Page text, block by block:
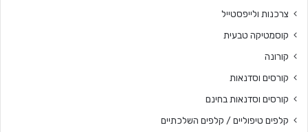
צרכנות ולייפסטייל
קוסמטיקה טבעית
קורונה
קורסים וסדנאות
קורסים וסדנאות בחינם
קלפים טיפוליים / קלפים השלכתיים